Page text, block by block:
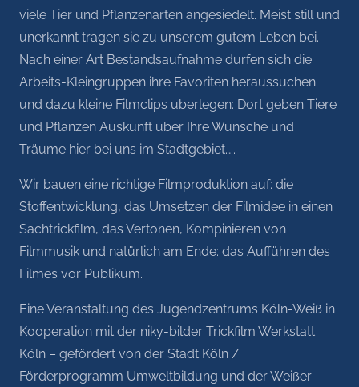
viele Tier und Pflanzenarten angesiedelt. Meist still und
unerkannt tragen sie zu unserem gutem Leben bei.
Nach einer Art Bestandsaufnahme durfen sich die
Arbeits-Kleingruppen ihre Favoriten heraussuchen
und dazu kleine Filmclips uberlegen: Dort geben Tiere
und Pflanzen Auskunft uber Ihre Wunsche und
Träume hier bei uns im Stadtgebiet…..
Wir bauen eine richtige Filmproduktion auf: die
Stoffentwicklung, das Umsetzen der Filmidee in einen
Sachtrickfilm, das Vertonen, Kompinieren von
Filmmusik und natürlich am Ende: das Aufführen des
Filmes vor Publikum.
Eine Veranstaltung des Jugendzentrums Köln-Weiß in
Kooperation mit der niky-bilder Trickfilm Werkstatt
Köln – gefördert von der Stadt Köln /
Förderprogramm Umweltbildung und der Weißer